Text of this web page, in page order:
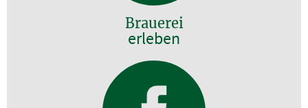
Brauerei
erleben